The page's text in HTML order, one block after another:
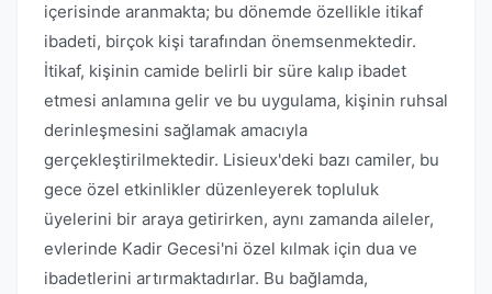
içerisinde aranmakta; bu dönemde özellikle itikaf
ibadeti, birçok kişi tarafından önemsenmektedir.
İtikaf, kişinin camide belirli bir süre kalıp ibadet
etmesi anlamına gelir ve bu uygulama, kişinin ruhsal
derinleşmesini sağlamak amacıyla
gerçekleştirilmektedir. Lisieux'deki bazı camiler, bu
gece özel etkinlikler düzenleyerek topluluk
üyelerini bir araya getirirken, aynı zamanda aileler,
evlerinde Kadir Gecesi'ni özel kılmak için dua ve
ibadetlerini artırmaktadırlar. Bu bağlamda,